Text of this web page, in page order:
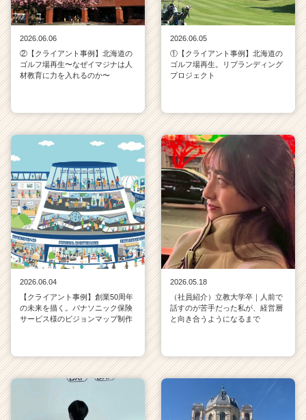
2026.06.06
②【クライアント事例】北海道の
ゴルフ場再生〜なぜイマジナは人
材教育に力を入れるのか〜
2026.06.05
①【クライアント事例】北海道の
ゴルフ場再生。リブランディング
プロジェクト
2026.06.04
【クライアント事例】創業50周年
の未来を描く。パナソニック保険
サービス様のビジョンマップ制作
2026.05.18
（社員紹介）立教大学卒｜人前で
話すのが苦手だった私が、経営層
と向き合うようになるまで